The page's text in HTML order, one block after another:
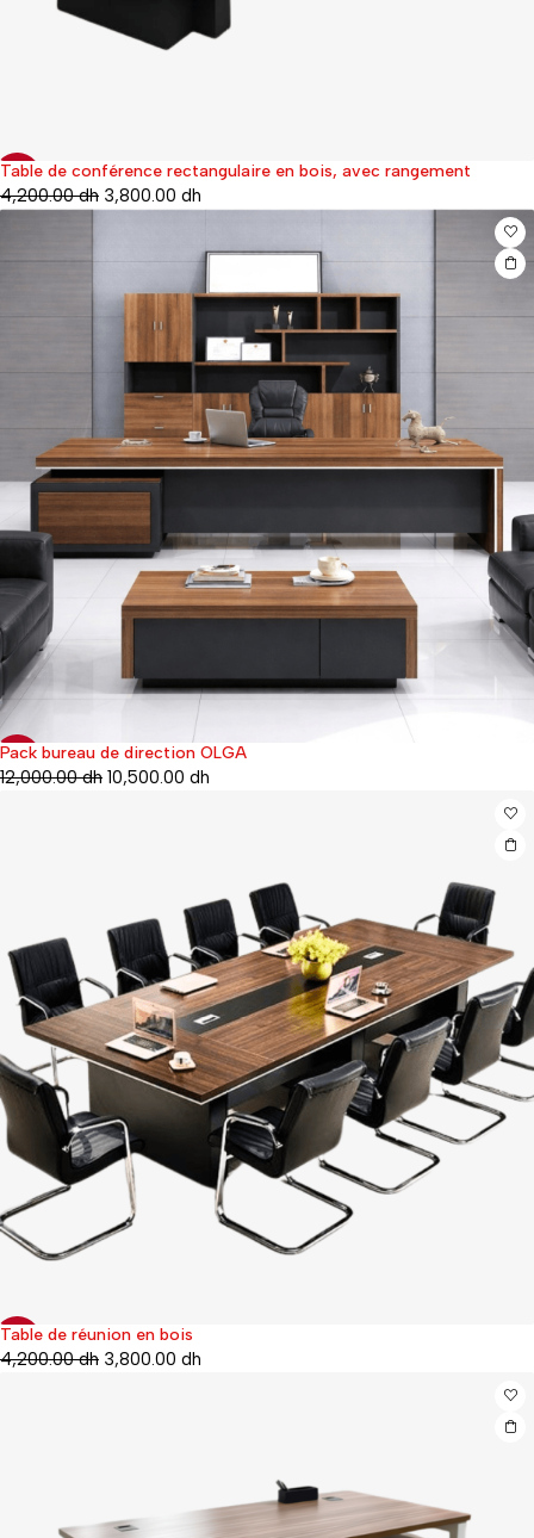
69%
Table de conférence rectangulaire en bois, avec rangement
4,200.00dh 3,800.00 dh
12%
Pack bureau de direction OLGA
12,000.00dh 10,500.00 dh
69%
Table de réunion en bois
4,200.00dh 3,800.00 dh